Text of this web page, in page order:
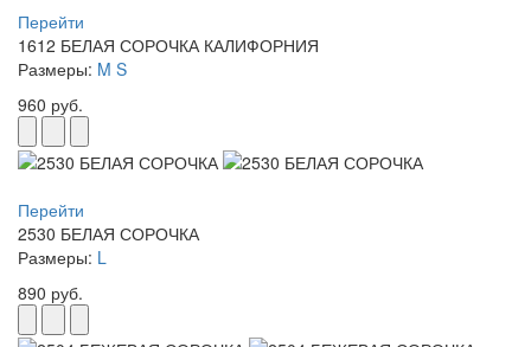
Перейти
1612 БЕЛАЯ СОРОЧКА КАЛИФОРНИЯ
Размеры: M S
960 руб.
Перейти
2530 БЕЛАЯ СОРОЧКА
Размеры: L
890 руб.